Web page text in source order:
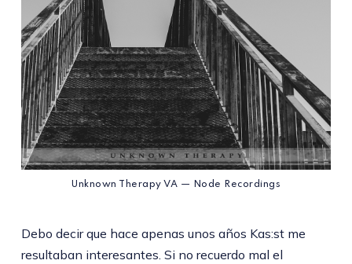
Unknown Therapy VA — Node Recordings
Debo decir que hace apenas unos años Kas:st me
resultaban interesantes. Si no recuerdo mal el